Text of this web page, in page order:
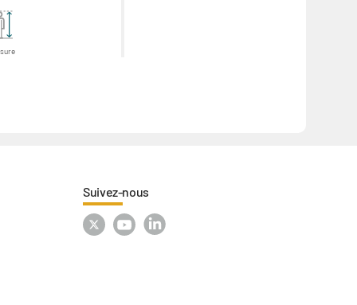
Suivez-nous